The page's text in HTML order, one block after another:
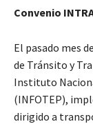
Convenio
El pasado mes
de Tránsito y
Instituto
(INFOTEP),
dirigido a